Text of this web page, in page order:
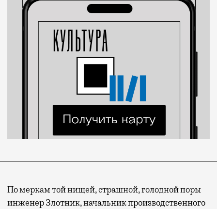
По меркам той нищей, страшной, голодной поры
инженер Злотник, начальник производственного